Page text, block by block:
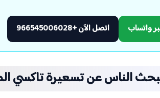
واتساب اتصل الآن +966545006028
الناس عن تسعيرة تاكسي